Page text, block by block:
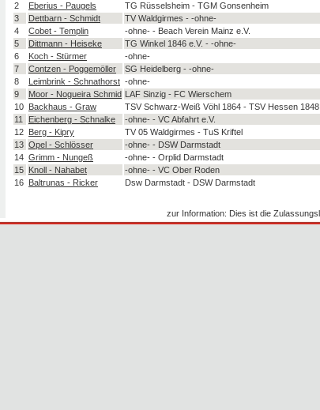
2
Eberius - Paugels TG Rüsselsheim - TGM Gonsenheim
3
Dettbarn - Schmidt TV Waldgirmes - -ohne-
4
Cobet - Templin -ohne- - Beach Verein Mainz e.V.
5
Dittmann - Heiseke TG Winkel 1846 e.V. - -ohne-
6
Koch - Stürmer -ohne-
7
Contzen - Poggemöller SG Heidelberg - -ohne-
8
Leimbrink - Schnathorst -ohne-
9
Moor - Nogueira Schmid LAF Sinzig - FC Wierschem
10 Backhaus - Graw TSV Schwarz-Weiß Vöhl 1864 - TSV Hessen
11
Eichenberg - Schnalke -ohne- - VC Abfahrt e.V.
12 Berg - Kipry TV 05 Waldgirmes - TuS Kriftel
13 Opel - Schlösser -ohne- - DSW Darmstadt
14 Grimm - Nungeß -ohne- - Orplid Darmstadt
15 Knoll - Nahabet -ohne- - VC Ober Roden
16 Baltrunas - Ricker Dsw Darmstadt - DSW Darmstadt
zur Information: Dies ist die